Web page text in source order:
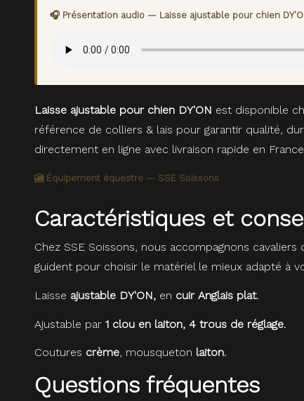
🎧 Présentation audio — Laisse ajustable pour chien
Laisse ajustable pour chien DY'ON est disponible
référence de colliers & lais pour garantir qualité,
directement en ligne avec livraison rapide en
🎦 Équipement équestre — SSE Soissons
Caractéristiques et
Chez SSE Soissons, nous accompagnons
guident pour choisir le matériel le mieux adapté à
Laisse ajustable DY'ON, en cuir Anglais plat.
Ajustable par 1 clou en laiton, 4 trous de réglage.
Coutures crème, mousqueton laiton.
Questions fréquentes